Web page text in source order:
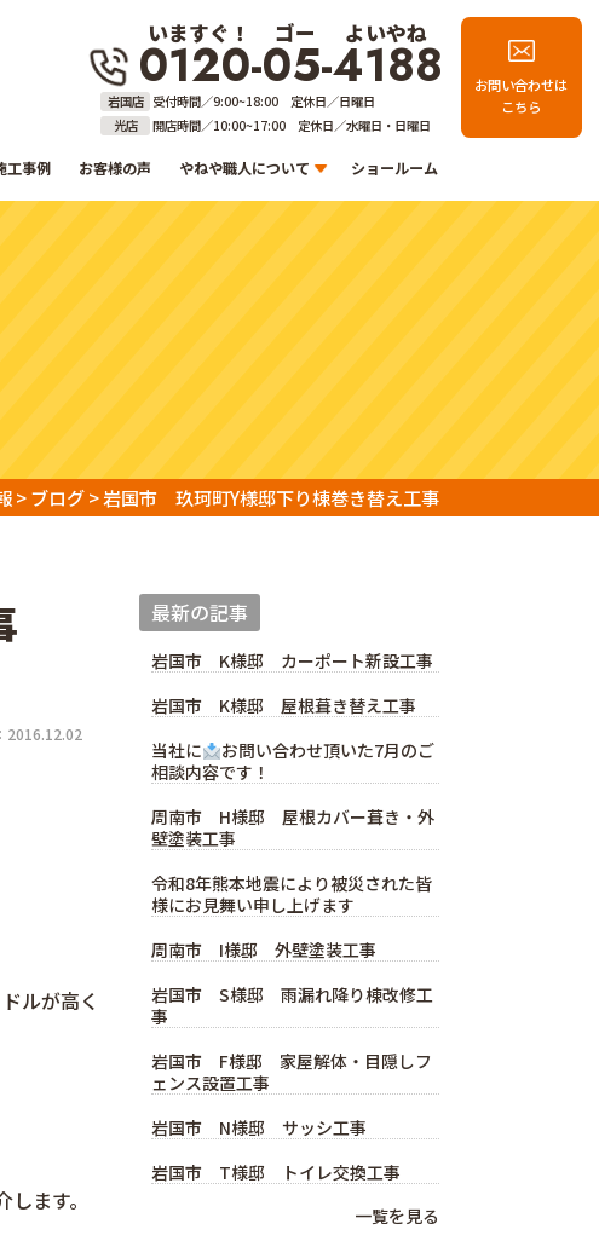
いますぐ！ ゴー よいやね
0120-05-4188
岩国店 受付時間／9:00~18:00 定休日／日曜日
光店
開店時間／10:00~17:00 定休日／水曜日・日曜日
工事例 お客様の声 やねや職人について ショールーム
お問い合わせは
こちら
>ブログ>岩国市 玖珂町Y様邸下り棟巻き替え工事
2016.12.02
ルが高く
ます。
最新の記事
岩国市 K様邸 カーポート新設工事
岩国市 K様邸 屋根葺き替え工事
当社に
お問い合わせ頂いた7月のご
相談内容です！
周南市 H様邸 屋根カバー葺き・外
壁塗装工事
令和8年熊本地震により被災された皆
様にお見舞い申し上げます
周南市 I様邸 外壁塗装工事
岩国市 S様邸 雨漏れ降り棟改修工
事
岩国市 F様邸 家屋解体・目隠しフ
ェンス設置工事
岩国市 N様邸 サッシ工事
岩国市 T様邸 トイレ交換工事
一覧を見る